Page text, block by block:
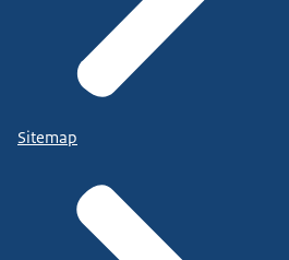
Sitemap